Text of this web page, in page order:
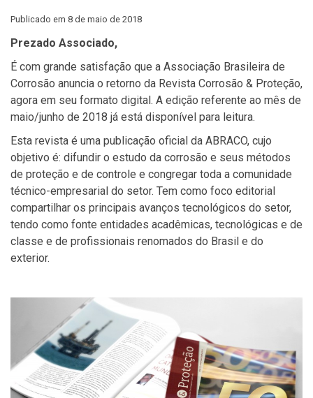
Publicado em 8 de maio de 2018
Prezado Associado,
É com grande satisfação que a Associação Brasileira de
Corrosão anuncia o retorno da Revista Corrosão & Proteção,
agora em seu formato digital. A edição referente ao mês de
maio/junho de 2018 já está disponível para leitura.
Esta revista é uma publicação oficial da ABRACO, cujo
objetivo é: difundir o estudo da corrosão e seus métodos
de proteção e de controle e congregar toda a comunidade
técnico-empresarial do setor. Tem como foco editorial
compartilhar os principais avanços tecnológicos do setor,
tendo como fonte entidades acadêmicas, tecnológicas e de
classe e de profissionais renomados do Brasil e do
exterior.